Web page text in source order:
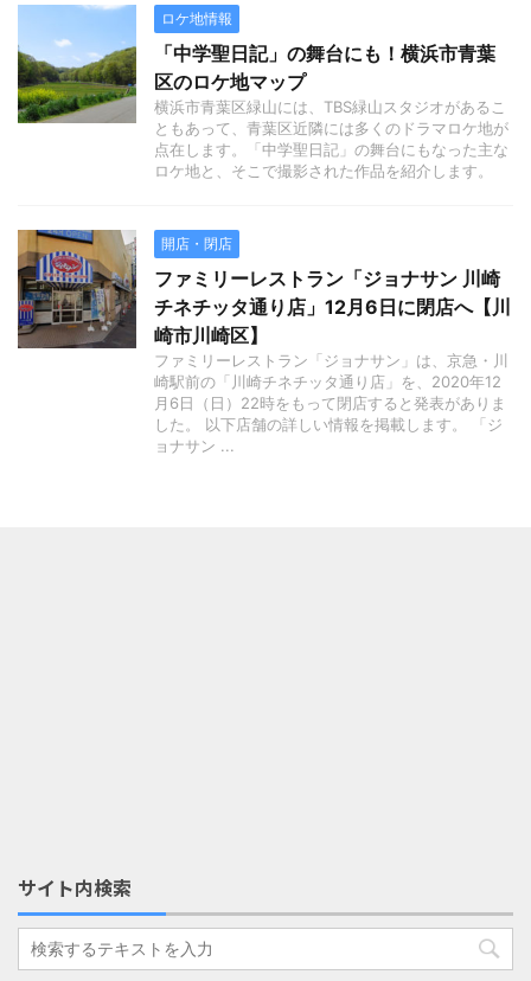
ロケ地情報
「中学聖日記」の舞台にも！横浜市青葉
区のロケ地マップ
横浜市青葉区緑山には、TBS緑山スタジオがあるこ
ともあって、青葉区近隣には多くのドラマロケ地が
点在します。「中学聖日記」の舞台にもなった主な
ロケ地と、そこで撮影された作品を紹介します。
開店・閉店
ファミリーレストラン「ジョナサン 川崎
チネチッタ通り店」12月6日に閉店へ【川
崎市川崎区】
ファミリーレストラン「ジョナサン」は、京急・川
崎駅前の「川崎チネチッタ通り店」を、2020年12
月6日（日）22時をもって閉店すると発表がありま
した。 以下店舗の詳しい情報を掲載します。 「ジ
ョナサン ...
サイト内検索